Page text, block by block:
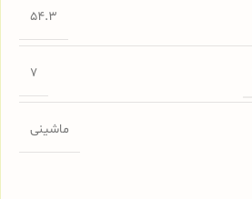
54.3
7
ماشینی